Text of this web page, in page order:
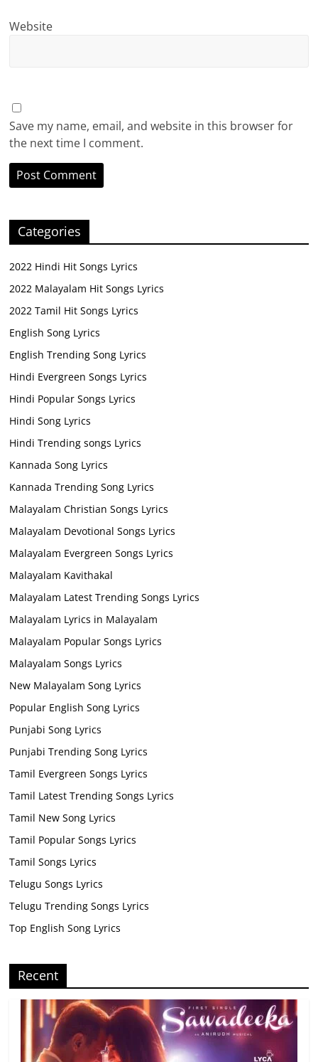
Website
Save my name, email, and website in this browser for
the next time I comment.
Categories
2022 Hindi Hit Songs Lyrics
2022 Malayalam Hit Songs Lyrics
2022 Tamil Hit Songs Lyrics
English Song Lyrics
English Trending Song Lyrics
Hindi Evergreen Songs Lyrics
Hindi Popular Songs Lyrics
Hindi Song Lyrics
Hindi Trending songs Lyrics
Kannada Song Lyrics
Kannada Trending Song Lyrics
Malayalam Christian Songs Lyrics
Malayalam Devotional Songs Lyrics
Malayalam Evergreen Songs Lyrics
Malayalam Kavithakal
Malayalam Latest Trending Songs Lyrics
Malayalam Lyrics in Malayalam
Malayalam Popular Songs Lyrics
Malayalam Songs Lyrics
New Malayalam Song Lyrics
Popular English Song Lyrics
Punjabi Song Lyrics
Punjabi Trending Song Lyrics
Tamil Evergreen Songs Lyrics
Tamil Latest Trending Songs Lyrics
Tamil New Song Lyrics
Tamil Popular Songs Lyrics
Tamil Songs Lyrics
Telugu Songs Lyrics
Telugu Trending Songs Lyrics
Top English Song Lyrics
Recent